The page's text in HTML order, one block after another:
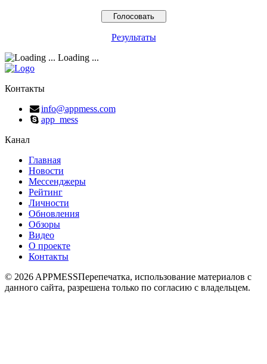
Результаты
Loading ...
Контакты
info@appmess.com
app_mess
Канал
Главная
Новости
Мессенджеры
Рейтинг
Личности
Обновления
Обзоры
Видео
О проекте
Контакты
© 2026 APPMESSПерепечатка, использование материалов с
данного сайта, разрешена только по согласию с владельцем.